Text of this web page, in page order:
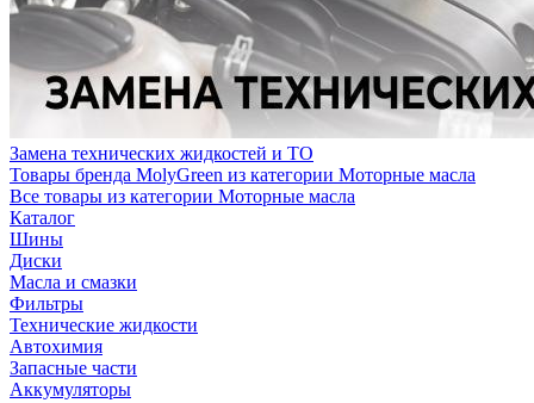
Замена технических жидкостей и ТО
Товары бренда MolyGreen из категории Моторные масла
Все товары из категории Моторные масла
Каталог
Шины
Диски
Масла и смазки
Фильтры
Технические жидкости
Автохимия
Запасные части
Аккумуляторы